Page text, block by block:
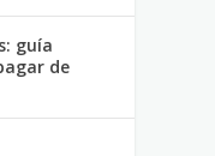
guía
de